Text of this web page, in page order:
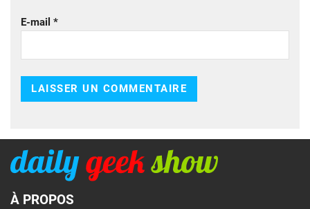
E-mail *
À PROPOS